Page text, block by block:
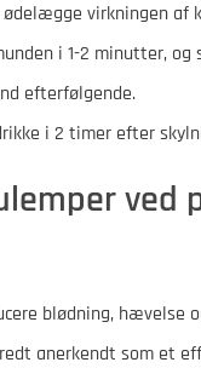
virkningen af
i 1-2 minutter,
efterfølgende.
i 2 timer efter
ved
blødning, hævelse
anerkendt som et